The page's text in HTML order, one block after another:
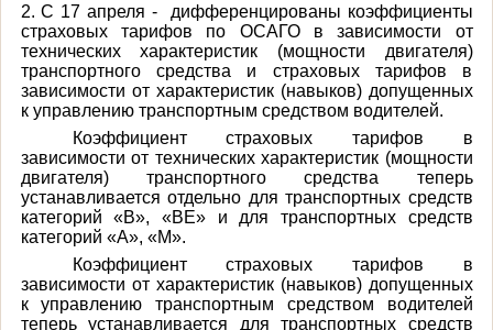
2. С 17 апреля - дифференцированы коэффициенты
страховых тарифов по ОСАГО в зависимости от
технических характеристик (мощности двигателя)
транспортного средства и страховых тарифов в
зависимости от характеристик (навыков) допущенных
к управлению транспортным средством водителей.
Коэффициент страховых тарифов в
зависимости от технических характеристик (мощности
двигателя) транспортного средства теперь
устанавливается отдельно для транспортных средств
категорий «B», «BE» и для транспортных средств
категорий «A», «M».
Коэффициент страховых тарифов в
зависимости от характеристик (навыков) допущенных
к управлению транспортным средством водителей
теперь устанавливается для транспортных средств